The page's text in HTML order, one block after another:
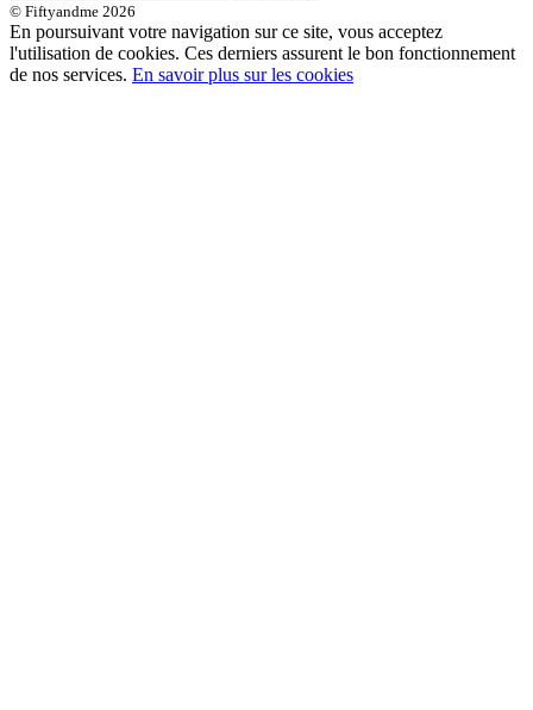
© Fiftyandme 2026
En poursuivant votre navigation sur ce site, vous acceptez
l'utilisation de cookies. Ces derniers assurent le bon fonctionnement
de nos services. En savoir plus sur les cookies